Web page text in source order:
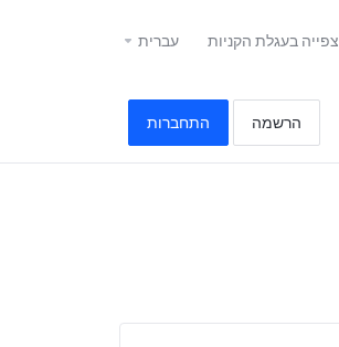
צפייה בעגלת הקניות עברית
הרשמה התחברות